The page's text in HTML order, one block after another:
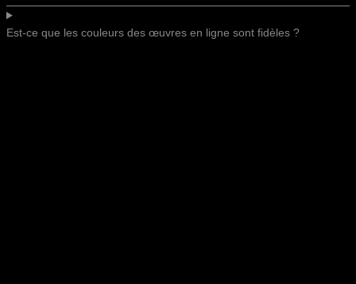
Est-ce que les couleurs des œuvres en ligne sont fidèles ?